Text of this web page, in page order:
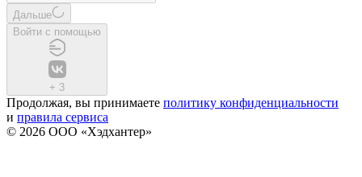
Дальше
Войти с помощью
+ 3
Продолжая, вы принимаете политику конфиденциальности
и правила сервиса
© 2026 ООО «Хэдхантер»